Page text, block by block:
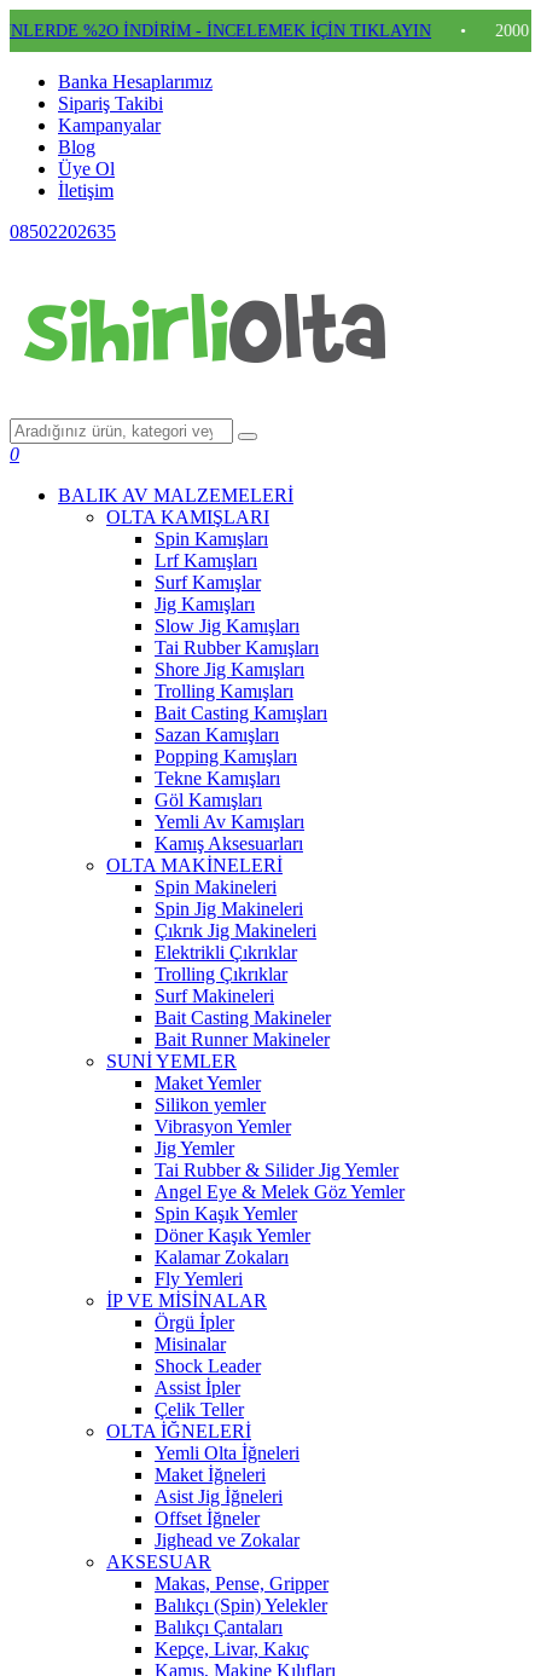
%2O İNDİRİM - İNCELEMEK İÇİN TIKLAYIN • 2000 TL VE
Banka Hesaplarımız
Sipariş Takibi
Kampanyalar
Blog
Üye Ol
İletişim
08502202635
0
BALIK AV MALZEMELERİ
OLTA KAMIŞLARI
Spin Kamışları
Lrf Kamışları
Surf Kamışlar
Jig Kamışları
Slow Jig Kamışları
Tai Rubber Kamışları
Shore Jig Kamışları
Trolling Kamışları
Bait Casting Kamışları
Sazan Kamışları
Popping Kamışları
Tekne Kamışları
Göl Kamışları
Yemli Av Kamışları
Kamış Aksesuarları
OLTA MAKİNELERİ
Spin Makineleri
Spin Jig Makineleri
Çıkrık Jig Makineleri
Elektrikli Çıkrıklar
Trolling Çıkrıklar
Surf Makineleri
Bait Casting Makineler
Bait Runner Makineler
SUNİ YEMLER
Maket Yemler
Silikon yemler
Vibrasyon Yemler
Jig Yemler
Tai Rubber & Silider Jig Yemler
Angel Eye & Melek Göz Yemler
Spin Kaşık Yemler
Döner Kaşık Yemler
Kalamar Zokaları
Fly Yemleri
İP VE MİSİNALAR
Örgü İpler
Misinalar
Shock Leader
Assist İpler
Çelik Teller
OLTA İĞNELERİ
Yemli Olta İğneleri
Maket İğneleri
Asist Jig İğneleri
Offset İğneler
Jighead ve Zokalar
AKSESUAR
Makas, Pense, Gripper
Balıkçı (Spin) Yelekler
Balıkçı Çantaları
Kepçe, Livar, Kakıç
Kamış, Makine Kılıfları